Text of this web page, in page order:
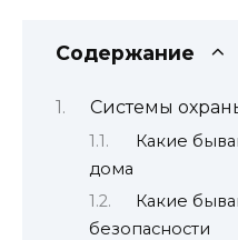
Содержание
Системы
Какие
дома
Какие
безопасности